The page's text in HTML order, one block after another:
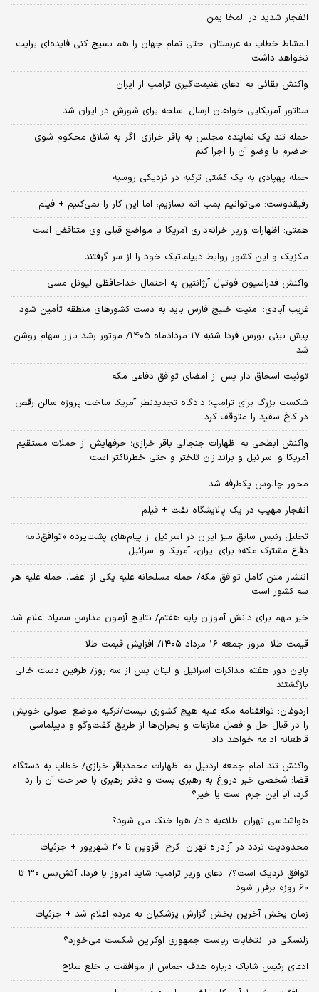
انفجار شدید در المخا یمن
المشاط خطاب به عربستان: حتی تمام جهان را هم بسیج کنی فایده‌ای برایت
نخواهد داشت
واکنش بقائی به ادعای غنیمت‌گیری ترامپ از ایران
سناتور آمریکایی خواهان ارسال اسلحه برای شورش در ایران شد
حمله تند یک نماینده مجلس به باقر خرازی: اگر به شلاق محکوم شوی
حاضرم با وضو آن را اجرا کنم
حمله پهپادی به یک کشتی ترکیه در نزدیکی روسیه
رفیقدوست: می‌توانیم بمب اتم بسازیم، اما این کار را نمی‌کنیم + فیلم
همتی: اظهارات وزیر خزانه‌داری آمریکا با مواضع قبلی وی متناقض است
مکزیک و این کشور روابط دیپلماتیک خود را از سر گرفتند
واکنش فدراسیون فوتبال آرژانتین به احتمال خداحافظی لیونل مسی
غریب آبادی: امنیت خلیج فارس باید به دست کشورهای منطقه تأمین شود
پیش بینی بورس فردا شنبه ۱۷ مردادماه ۱۴۰۵/ موتور رشد بازار سهام روشن
شد
توئیت اسحاق دار پس از امضای توافق دفاعی مکه
شکست بزرگ برای ترامپ؛ دادگاه تجدیدنظر آمریکا ساخت پروژه سالن رقص
در کاخ سفید را متوقف کرد
واکنش ابطحی به اظهارات جنجالی باقر خرازی؛ حرفهایش از حملات مستقیم
آمریکا و اسرائیل و براندازان تلختر و حتی خطرناکتر است
محور چالوس یکطرفه شد
انفجار مهیب در یک پالایشگاه نفت + فیلم
تحلیل رئیس سابق میز ایران در اسرائیل از پیام‌های پشت‌پرده «توافق‌نامه
دفاع مشترک مکه» برای ایران، آمریکا و اسرائیل
انتشار متن کامل توافق مکه/ حمله مسلحانه علیه یکی از اعضا، حمله علیه هر
سه کشور است
خبر مهم برای دانش آموزان پایه هفتم/ نتایج آزمون مدارس سمپاد اعلام شد
قیمت طلا امروز جمعه ۱۶ مرداد ۱۴۰۵/ افزایش قیمت طلا
پایان دور هفتم مذاکرات اسرائیل و لبنان پس از سه روز/ طرفین دست خالی
بازگشتند
اردوغان: توافقنامه مکه علیه هیچ کشوری نیست/ترکیه موضع اصولی خویش
را در قبال حل و فصل منازعات و بحران‌ها از طریق گفت‌وگو و دیپلماسی
قاطعانه ادامه خواهد داد
واکنش تند امام جمعه اردبیل به اظهارات محمدباقر خرازی/ خطاب به دستگاه
قضا: شخصی خبر دروغ به رهبری بست و دفتر رهبری با صراحت آن را رد
کرد، آیا این جرم است یا خیر؟
هواشناسی تهران اطلاعیه داد/ هوا خنک می شود؟
محدودیت تردد در آزادراه تهران -کرج- قزوین تا ۲۰ شهریور + جزئیات
توافق نزدیک است؟/ ادعای وزیر ترامپ: شاید امروز یا فردا، آتش‌بس ۳۰ تا
۶۰ روزه برقرار شود
زمان پخش آخرین بخش گزارش پزشکیان به مردم اعلام شد + جزئیات
زلنسکی در انتخابات ریاست جمهوری اوکراین شکست می‌خورد؟
ادعای رئیس شاباک درباره هدف حماس از موافقت با خلع سلاح